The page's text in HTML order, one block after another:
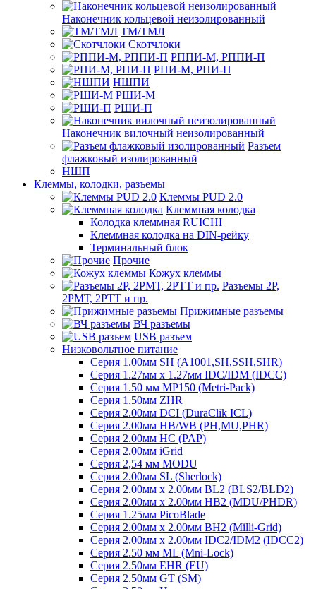
Наконечник кольцевой неизолированный
ТМ/ТМЛ
Скотчлоки
РППИ-М, РППИ-П
РПИ-М, РПИ-П
НШПИ
РШИ-М
РШИ-П
Наконечник вилочный неизолированный
Разъем
флажковый изолированный
НШП
Клеммы, колодки, разъемы
Клеммы PUD 2.0
Клеммная колодка
Колодка клеммная RUICHI
Клеммная колодка на DIN-рейку
Терминальный блок
Прочие
Кожух клеммы
Разъемы 2Р,
2РМТ, 2РТТ и пр.
Прижимные разъемы
ВЧ разъемы
USB разъем
Низковольтное питание
Серия 1.00мм SH (A1001,SH,SSH,SHR)
Серия 1.27мм x 1.27мм IDC/IDM (IDCC)
Серия 1.50 мм MP150 (Metri-Pack)
Серия 1.50мм ZHR
Серия 2.00мм DCI (DuraClik ICL)
Серия 2.00мм HB/WB (PH,MU,PHR)
Серия 2.00мм HC (PAP)
Серия 2.00мм iGrid
Серия 2,54 мм MODU
Серия 2.00мм SL (Sherlock)
Серия 2.00мм x 2.00мм BL2 (BLS2/BLD2)
Серия 2.00мм x 2.00мм HB2 (MDU/PHDR)
Серия 1.25мм PicoBlade
Серия 2.00мм х 2.00мм BH2 (Milli-Grid)
Серия 2.00мм х 2.00мм IDC2/IDM2 (IDCC2)
Серия 2.50 мм ML (Mni-Lock)
Серия 2.50мм EHR (EU)
Серия 2.50мм GT (SM)